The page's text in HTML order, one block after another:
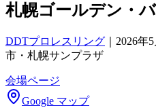
札幌ゴールデン・
DDTプロレスリング
2026年
市・札幌サンプラザ
会場ページ
Google マップ